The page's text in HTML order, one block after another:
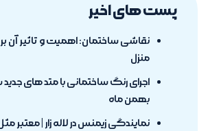
پست های اخیر
نقاشی ساختمان: اهمیت و تاثیر آن
منزل
بهمن ماه
نمایندگی زیمنس در لاله زار | معتبر